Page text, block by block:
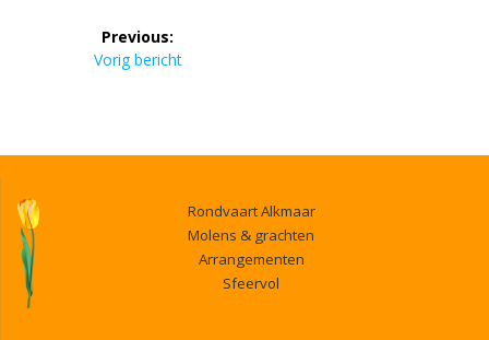
Bericht
navigatie
Previous:
Previous
Vorig bericht
Rondvaart Alkmaar
Molens & grachten
Arrangementen
Sfeervol